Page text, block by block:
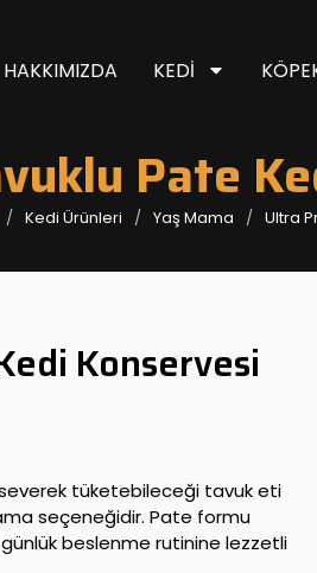
HAKKIMIZDA KEDI
Pate
Kedi Ürünleri Yaş Mama Ultra
Konservesi
tüketebileceği tavuk eti
seçeneğidir. Pate formu
beslenme rutinine lezzetli